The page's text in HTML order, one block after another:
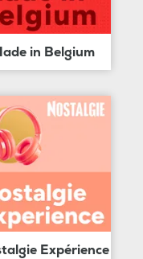
in Belgium
Expérience